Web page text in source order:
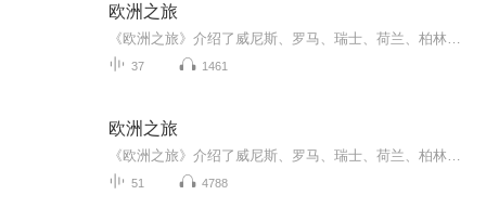
欧洲之旅
37 1461
欧洲之旅
51 4788